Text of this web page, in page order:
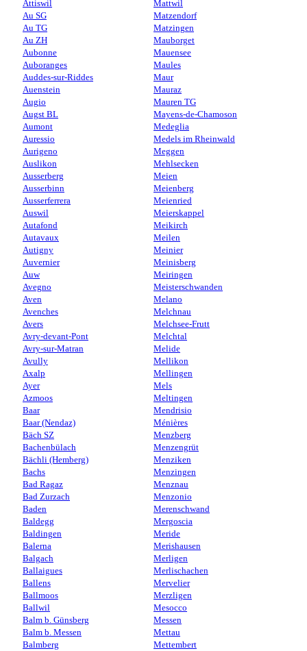
Attiswil
Au SG
Au TG
Au ZH
Aubonne
Auboranges
Auddes-sur-Riddes
Auenstein
Augio
Augst BL
Aumont
Auressio
Aurigeno
Auslikon
Ausserberg
Ausserbinn
Ausserferrera
Auswil
Autafond
Autavaux
Autigny
Auvernier
Auw
Avegno
Aven
Avenches
Avers
Avry-devant-Pont
Avry-sur-Matran
Avully
Axalp
Ayer
Azmoos
Baar
Baar (Nendaz)
Bäch SZ
Bachenbülach
Bächli (Hemberg)
Bachs
Bad Ragaz
Bad Zurzach
Baden
Baldegg
Baldingen
Balerna
Balgach
Ballaigues
Ballens
Ballmoos
Ballwil
Balm b. Günsberg
Balm b. Messen
Balmberg
Mattwil
Matzendorf
Matzingen
Mauborget
Mauensee
Maules
Maur
Mauraz
Mauren TG
Mayens-de-Chamoson
Medeglia
Medels im Rheinwald
Meggen
Mehlsecken
Meien
Meienberg
Meienried
Meierskappel
Meikirch
Meilen
Meinier
Meinisberg
Meiringen
Meisterschwanden
Melano
Melchnau
Melchsee-Frutt
Melchtal
Melide
Mellikon
Mellingen
Mels
Meltingen
Mendrisio
Ménières
Menzberg
Menzengrüt
Menziken
Menzingen
Menznau
Menzonio
Merenschwand
Mergoscia
Meride
Merishausen
Merligen
Merlischachen
Mervelier
Merzligen
Mesocco
Messen
Mettau
Mettembert